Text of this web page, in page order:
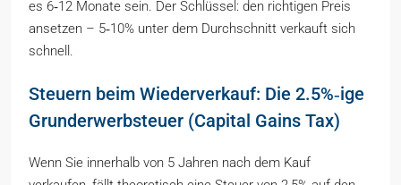
es 6‑12 Monate sein. Der Schlüssel: den richtigen Preis
ansetzen – 5‑10% unter dem Durchschnitt verkauft sich
schnell.
Steuern beim Wiederverkauf: Die 2.5%‑ige
Grunderwerbsteuer (Capital Gains Tax)
Wenn Sie innerhalb von 5 Jahren nach dem Kauf